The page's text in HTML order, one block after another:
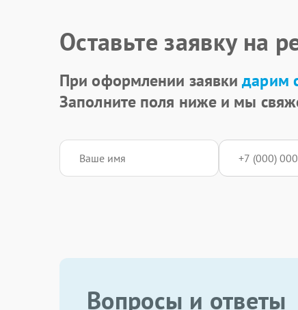
Оставьте заявку на
При оформлении заявкидарим
Заполните поля ниже и мы
Вопросы и ответы